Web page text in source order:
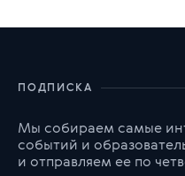
ПОДПИСКА
Мы собираем самые
событий и
и отправляем ее по